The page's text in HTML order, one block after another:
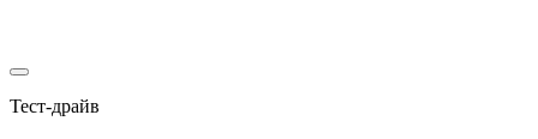
Тест-драйв